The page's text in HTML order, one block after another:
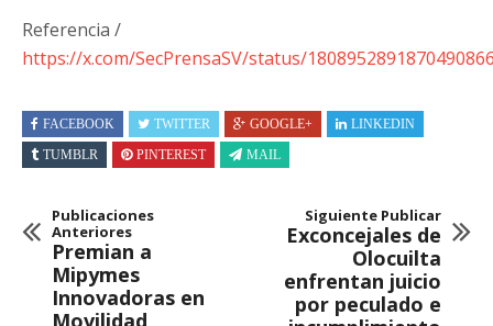
Referencia /
https://x.com/SecPrensaSV/status/
FACEBOOK TWITTER GOOGLE+
LINKEDIN
TUMBLR
PINTEREST MAIL
Publicaciones
Anteriores
Premian a
Mipymes
Innovadoras en
Movilidad
Siguiente Publicar
Exconcejales de
Olocuilta
enfrentan juicio
por peculado e